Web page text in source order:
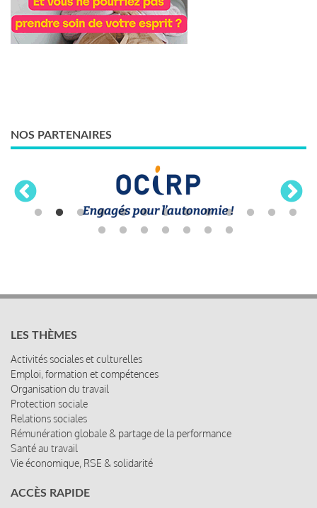
NOS PARTENAIRES
LES THÈMES
Activités sociales et culturelles
Emploi, formation et compétences
Organisation du travail
Protection sociale
Relations sociales
Rémunération globale & partage de la performance
Santé au travail
Vie économique, RSE & solidarité
ACCÈS RAPIDE